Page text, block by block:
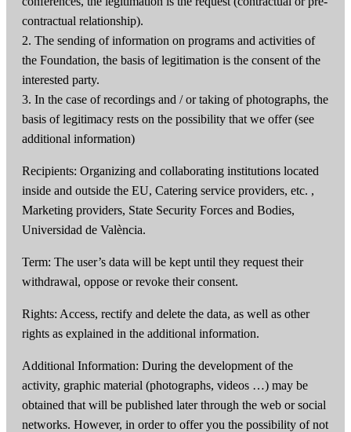
contractual relationship).
2. The sending of information on programs and activities of
the Foundation, the basis of legitimation is the consent of the
interested party.
3. In the case of recordings and / or taking of photographs, the
basis of legitimacy rests on the possibility that we offer (see
additional information)
Recipients: Organizing and collaborating institutions located
inside and outside the EU, Catering service providers, etc. ,
Marketing providers, State Security Forces and Bodies,
Universidad de València.
Term: The user’s data will be kept until they request their
withdrawal, oppose or revoke their consent.
Rights: Access, rectify and delete the data, as well as other
rights as explained in the additional information.
Additional Information: During the development of the
activity, graphic material (photographs, videos …) may be
obtained that will be published later through the web or social
networks. However, in order to offer you the possibility of not